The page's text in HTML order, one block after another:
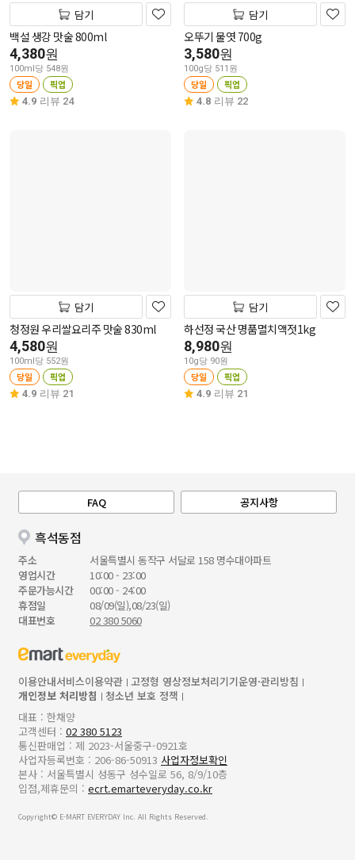
담기
백설 생강 맛술 800ml
4,380원
100ml당 548원
당일 픽업
4.9 리뷰 24
담기
오뚜기 물엿 700g
3,580원
100g당 511원
당일 픽업
4.8 리뷰 22
담기
청정원 우리쌀요리주 맛술 830ml
4,580원
100ml당 552원
당일 픽업
4.9 리뷰 21
담기
하선정 국산 명품멸치액젓1kg
8,980원
10g당 90원
당일 픽업
4.9 리뷰 21
FAQ 공지사항
흑석동점
주소
서울특별시 동작구 서달로 158 명수대아파트
영업시간
10:00 - 23:00
주문가능시간
00:00 - 24:00
휴점일
08/09(일),08/23(일)
대표번호
02 380 5060
이용안내서비스이용약관 고정형 영상정보처리기기운영·관리방침
개인정보 처리방침
청소년 보호 정책
대표 : 한채양
고객센터 : 02 380 5123
통신판매업 : 제 2023-서울중구-0921호
사업자등록번호 : 206-86-50913 사업자정보확인
본사 : 서울특별시 성동구 성수일로 56, 8/9/10층
입점,제휴문의 : ecrt.emarteveryday.co.kr
Copyright© E-MART EVERYDAY Inc. All Rights Reserved.